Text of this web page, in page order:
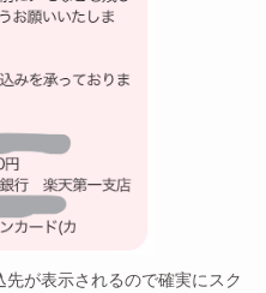
が表示されるので確実にスク